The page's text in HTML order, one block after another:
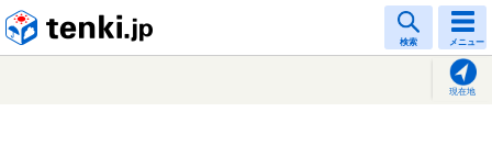
検索 メニュー
現在地